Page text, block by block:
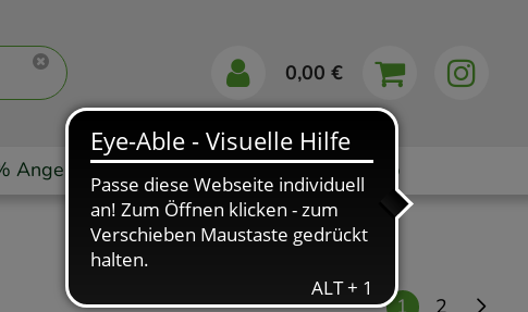
0,00 €
Angebote Markenshops Ratgeber App
1
2